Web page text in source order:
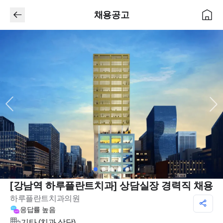
채용공고
[강남역 하루플란트치과] 상담실장 경력직 채용
하루플란트치과의원
응답률 높음